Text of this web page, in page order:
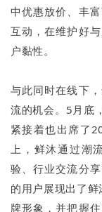
中优惠放价、丰
互动，在维护好
户黏性。
与此同时在线下
流的机会。5月底
紧接着也出席了
上，鲜沐通过潮
验、行业交流分
的用户展现出了鲜
牌形象，并把握